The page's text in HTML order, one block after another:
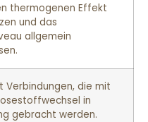
thermogenen Effekt
und das
allgemein
Verbindungen, die mit
in
gebracht werden.